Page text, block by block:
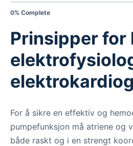
0% Complete
Prinsipper for
For å sikre en effektiv og
pumpefunksjon må atriene og
både raskt og i en strengt